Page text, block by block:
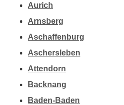
Aurich
Arnsberg
Aschaffenburg
Aschersleben
Attendorn
Backnang
Baden-Baden